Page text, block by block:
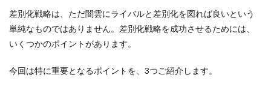
差別化戦略は、ただ闇雲にライバルと差別化を図れば良いという
単純なものではありません。差別化戦略を成功させるためには、
いくつかのポイントがあります。
今回は特に重要となるポイントを、3つご紹介します。